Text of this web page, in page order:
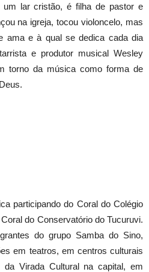
um lar cristão, é filha de pastor e
na igreja, tocou violoncelo, mas
ama e à qual se dedica cada dia
e produtor musical Wesley
torno da música como forma de
participando do Coral do Colégio
do Conservatório do Tucuruvi.
do grupo Samba do Sino,
em teatros, em centros culturais
Virada Cultural na capital, em